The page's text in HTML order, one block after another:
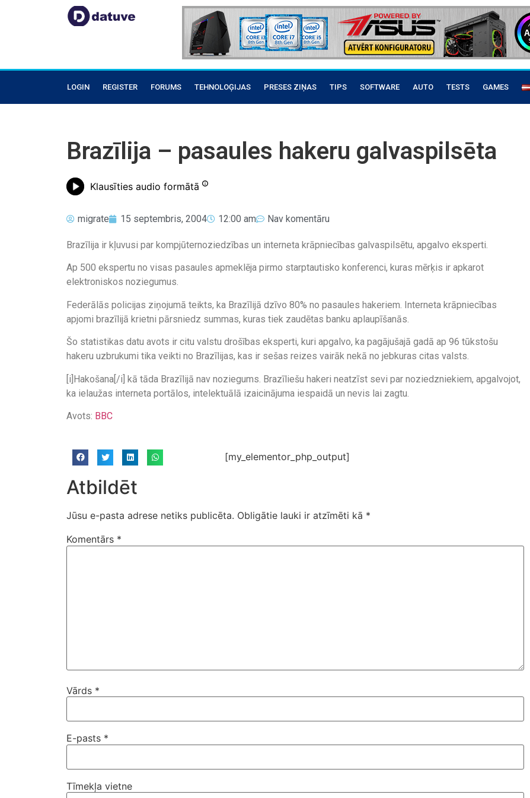
LOGIN REGISTER FORUMS TEHNOLOĢIJAS PRESES ZIŅAS TIPS SOFTWARE AUTO TESTS GAMES
Brazīlija – pasaules hakeru galvaspilsēta
Klausīties audio formātā
migrate 15 septembris, 2004 12:00 am Nav komentāru
Brazīlija ir kļuvusi par kompjūternoziedzības un interneta krāpniecības galvaspilsētu, apgalvo eksperti.
Ap 500 ekspertu no visas pasaules apmeklēja pirmo starptautisko konferenci, kuras mērķis ir apkarot
elektroniskos noziegumus.
Federālās policijas ziņojumā teikts, ka Brazīlijā dzīvo 80% no pasaules hakeriem. Interneta krāpniecības
apjomi brazīlijā krietni pārsniedz summas, kuras tiek zaudētas banku aplaupīšanās.
Šo statistikas datu avots ir citu valstu drošības eksperti, kuri apgalvo, ka pagājušajā gadā ap 96 tūkstošu
hakeru uzbrukumi tika veikti no Brazīlijas, kas ir sešas reizes vairāk nekā no jebkuras citas valsts.
[i]Hakošana[/i] kā tāda Brazīlijā nav noziegums. Brazīliešu hakeri neatzīst sevi par noziedzniekiem, apgalvojot,
ka ielaužas interneta portālos, intelektuālā izaicinājuma iespaidā un nevis lai zagtu.
Avots: BBC
[my_elementor_php_output]
Atbildēt
Jūsu e-pasta adrese netiks publicēta. Obligātie lauki ir atzīmēti kā *
Komentārs *
Vārds *
E-pasts *
Tīmekļa vietne